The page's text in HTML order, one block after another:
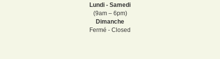
Lundi - Samedi
(9am – 6pm)
Dimanche
Fermé - Closed